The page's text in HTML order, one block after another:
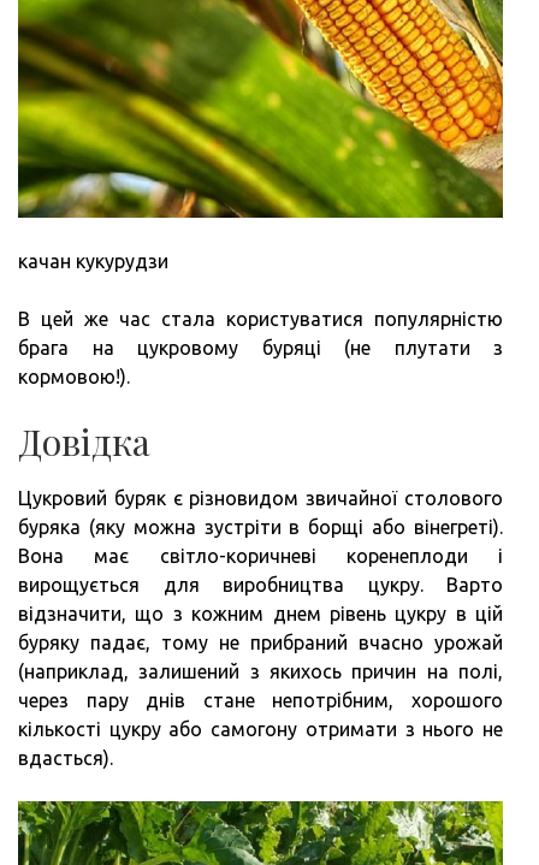
качан кукурудзи
В цей же час стала користуватися популярністю
брага на цукровому буряці (не плутати з
кормовою!).
Довідка
Цукровий буряк є різновидом звичайної столового
буряка (яку можна зустріти в борщі або вінегреті).
Вона має світло-коричневі коренеплоди і
вирощується для виробництва цукру. Варто
відзначити, що з кожним днем рівень цукру в цій
буряку падає, тому не прибраний вчасно урожай
(наприклад, залишений з якихось причин на полі,
через пару днів стане непотрібним, хорошого
кількості цукру або самогону отримати з нього не
вдасться).